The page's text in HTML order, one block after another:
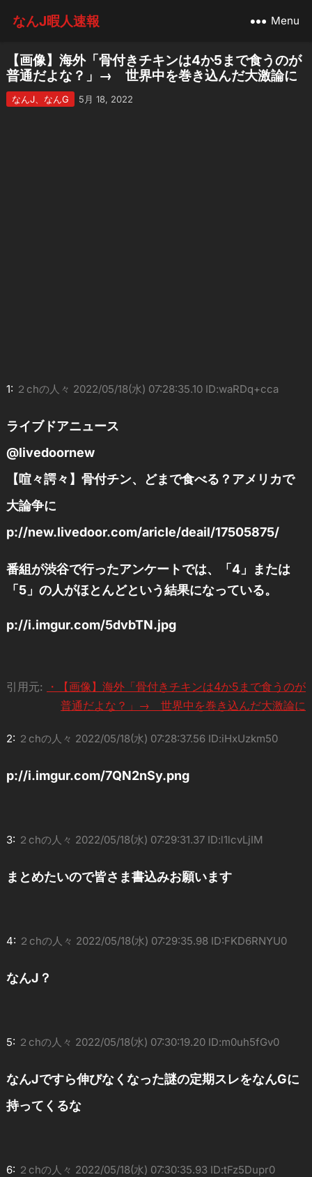
なんJ暇人速報 Menu
【画像】海外「骨付きチキンは4か5まで食うのが
普通だよな？」→ 世界中を巻き込んだ大激論に
なんJ、なんG 5月 18, 2022
1: ２chの人々 2022/05/18(水) 07:28:35.10 ID:waRDq+cca
ライブドアニュース
@livedoornew
【喧々諤々】骨付チン、どまで食べる？アメリカで
大論争に
p://new.livedoor.com/aricle/deail/17505875/
番組が渋谷で行ったアンケートでは、「4」または
「5」の人がほとんどという結果になっている。
p://i.imgur.com/5dvbTN.jpg
引用元:
・【画像】海外「骨付きチキンは4か5まで食うのが
普通だよな？」→ 世界中を巻き込んだ大激論に
2: ２chの人々 2022/05/18(水) 07:28:37.56 ID:iHxUzkm50
p://i.imgur.com/7QN2nSy.png
3: ２chの人々 2022/05/18(水) 07:29:31.37 ID:l1lcvLjIM
まとめたいので皆さま書込みお願います
4: ２chの人々 2022/05/18(水) 07:29:35.98 ID:FKD6RNYU0
なんJ？
5: ２chの人々 2022/05/18(水) 07:30:19.20 ID:m0uh5fGv0
なんJですら伸びなくなった謎の定期スレをなんGに
持ってくるな
6: ２chの人々 2022/05/18(水) 07:30:35.93 ID:tFz5Dupr0